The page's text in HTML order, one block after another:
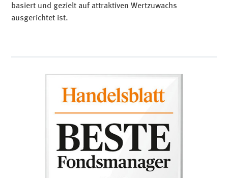
basiert und gezielt auf attraktiven Wertzuwachs
ausgerichtet ist.